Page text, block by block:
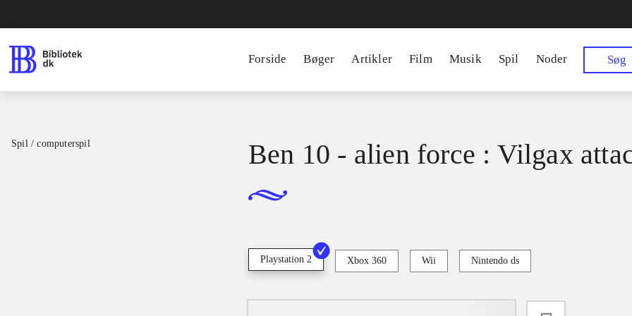
Forside Bøger Artikler Film Musik Spil Noder Søg
Spil / computerspil Ben 10 - alien force : Vilgax
Playstation 2 Xbox 360 Wii Nintendo ds